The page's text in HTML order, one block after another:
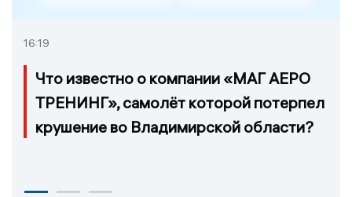
16:19
Что известно о компании «МАГ АЕРО
ТРЕНИНГ», самолёт которой потерпел
крушение во Владимирской области?